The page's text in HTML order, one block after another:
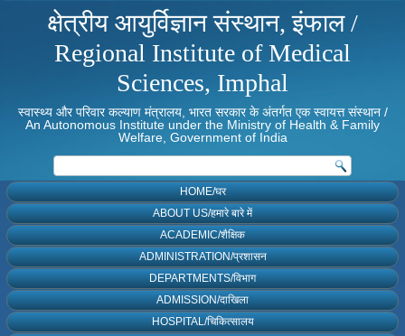
क्षेत्रीय आयुर्विज्ञान संस्थान, इंफाल /
Regional Institute of Medical
Sciences, Imphal
स्वास्थ्य और परिवार कल्याण मंत्रालय, भारत सरकार के अंतर्गत एक स्वायत्त संस्थान /
An Autonomous Institute under the Ministry of Health & Family
Welfare, Government of India
HOME/घर
ABOUT US/हमारे बारे में
ACADEMIC/शैक्षिक
ADMINISTRATION/प्रशासन
DEPARTMENTS/विभाग
ADMISSION/दाखिला
HOSPITAL/चिकित्सालय